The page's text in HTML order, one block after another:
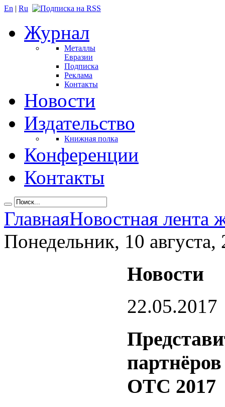
En | Ru
Журнал
Металлы
Евразии
Подписка
Реклама
Контакты
Новости
Издательство
Книжная полка
Конференции
Контакты
ГлавнаяНовостная лента
Понедельник, 10 августа,
Новости
22.05.2017
OTC 2017